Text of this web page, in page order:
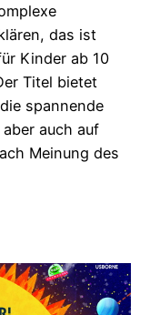
das ist
Kinder ab 10
Titel bietet
spannende
auch auf
Meinung des